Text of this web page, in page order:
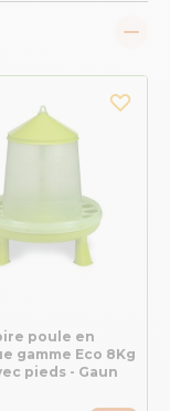
poule en
gamme Eco 8Kg
pieds - Gaun